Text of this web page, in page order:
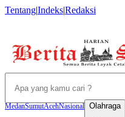
Tentang|Indeks|Redaksi
MedanSumutAcehNasional Olahraga